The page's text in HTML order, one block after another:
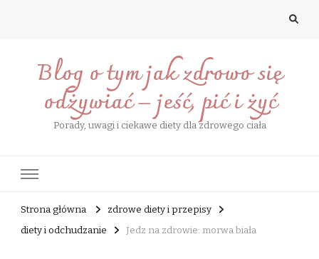
Blog o tym jak zdrowo się
odżywiać – jeść, pić i żyć
Porady, uwagi i ciekawe diety dla zdrowego ciała
Strona główna
zdrowe diety i przepisy
diety i odchudzanie
Jedz na zdrowie: morwa biała